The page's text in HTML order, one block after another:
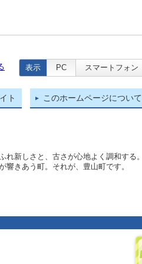
表示 PC スマートフォン
ト このホームページについて
れ新しさと、古さが心地よく調和する。
響きあう町。それが、豊山町です。